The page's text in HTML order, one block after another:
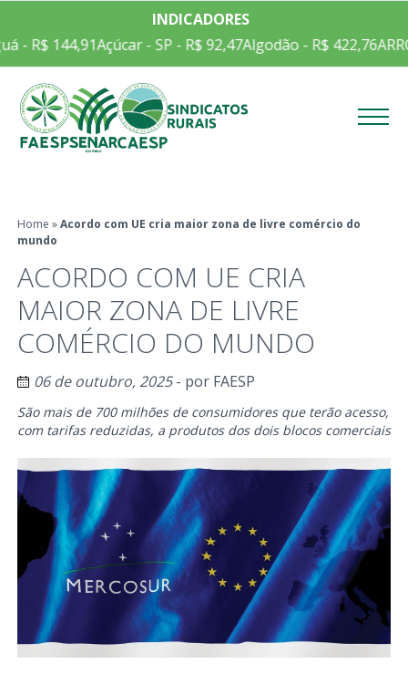
INDICADORES
- R$ 144,91Açúcar - SP - R$ 92,47Algodão - R$ 422,76
Home »Acordo com UE cria maior zona de livre comércio do
mundo
ACORDO COM UE CRIA
MAIOR ZONA DE LIVRE
COMÉRCIO DO MUNDO
06 de outubro, 2025- por FAESP
São mais de 700 milhões de consumidores que terão acesso,
com tarifas reduzidas, a produtos dos dois blocos comerciais